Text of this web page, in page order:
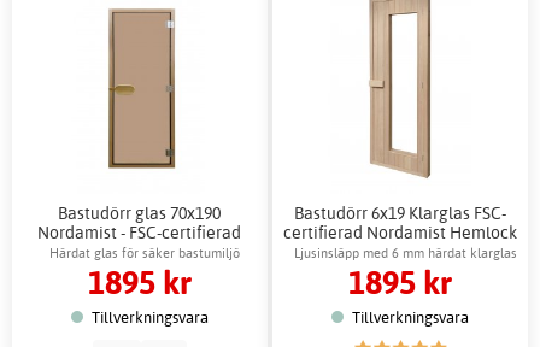
Bastudörr glas 70x190
Nordamist - FSC-certifierad
Hemlock
Härdat glas för säker bastumiljö
1895 kr
Tillverkningsvara
Bastudörr 6x19 Klarglas FSC-
certifierad Nordamist Hemlock
Ljusinsläpp med 6 mm härdat klarglas
1895 kr
Tillverkningsvara